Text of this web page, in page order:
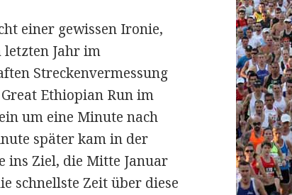
einer gewissen Ironie,
Jahr im
Streckenvermessung
Ethiopian Run im
um eine Minute nach
später kam in der
ins Ziel, die Mitte Januar
schnellste Zeit über diese